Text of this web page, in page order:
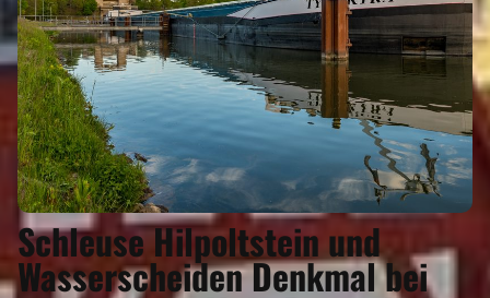
Schleuse Hilpoltstein und
Wasserscheiden Denkmal bei